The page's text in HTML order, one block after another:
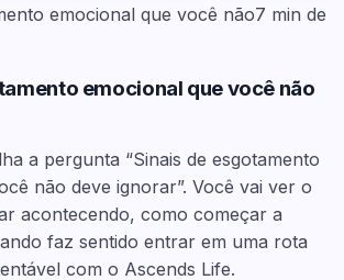
emocional que você não7 min de
emocional que você não
a pergunta “Sinais de esgotamento
não deve ignorar”. Você vai ver o
acontecendo, como começar a
faz sentido entrar em uma rota
com o Ascends Life.